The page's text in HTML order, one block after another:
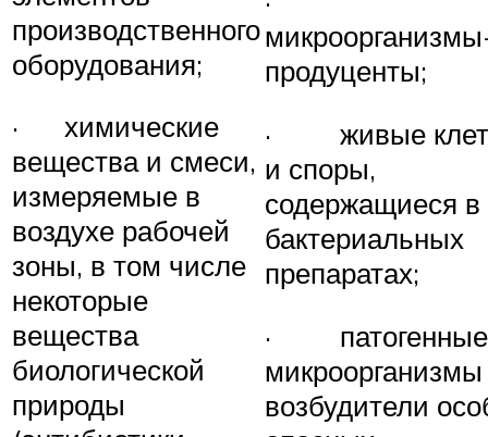
производственного
оборудования;
· химические
вещества и смеси,
измеряемые в
воздухе рабочей
зоны, в том числе
некоторые
вещества
биологической
природы
продуценты;
· живые
и споры,
содержащиеся в
бактериальных
препаратах;
· патогенные
возбудители